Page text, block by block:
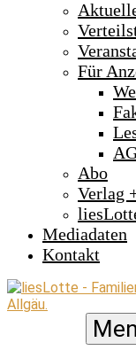
Für
Abo
Verlag
Mediadaten
Kontakt